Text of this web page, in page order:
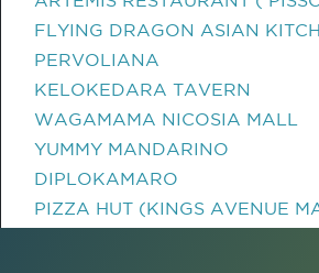
FLYING DRAGON ASIAN
PERVOLIANA
KELOKEDARA TAVERN
WAGAMAMA NICOSIA MALL
YUMMY MANDARINO
DIPLOKAMARO
PIZZA HUT (KINGS AVENUE